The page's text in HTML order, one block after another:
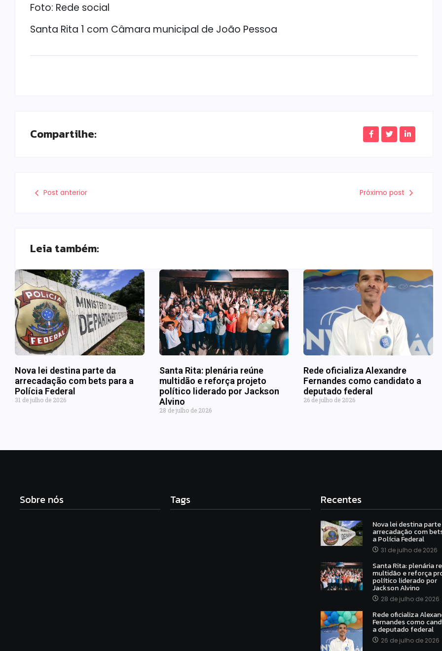
Foto: Rede social
Santa Rita 1 com Câmara municipal de João Pessoa
Compartilhe:
Post anterior Próximo post
Leia também:
Nova lei destina parte da
arrecadação com bets para a
Polícia Federal
31 de julho de 2026
Santa Rita: plenária reúne
multidão e reforça projeto
político liderado por Jackson
Alvino
28 de julho de 2026
Rede oficializa Alexandre
Fernandes como candidato a
deputado federal
26 de julho de 2026
Sobre nós Tags Recentes
Nova lei destina
arrecadação com
a Polícia Federal
31 de julho de 2026
Santa Rita: plenária
multidão e reforça
político liderado por
Jackson Alvino
28 de julho de 2026
Rede oficializa
Fernandes como
a deputado federal
26 de julho de 2026